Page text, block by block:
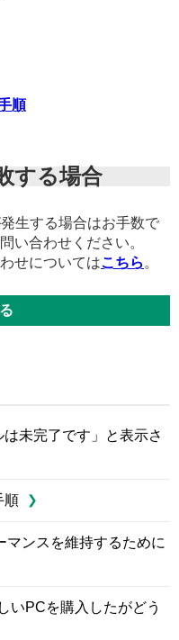
順
する場合
生する場合はお手数で
い合わせください。
せについてはこちら 。
は未完了です」と表示さ
順
マンスを維持するために
いPCを購入したがどう